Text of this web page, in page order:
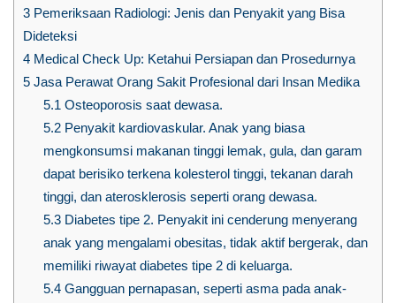
3 Pemeriksaan Radiologi: Jenis dan Penyakit yang Bisa
Dideteksi
4 Medical Check Up: Ketahui Persiapan dan Prosedurnya
5 Jasa Perawat Orang Sakit Profesional dari Insan Medika
5.1 Osteoporosis saat dewasa.
5.2Penyakit kardiovaskular. Anak yang biasa
mengkonsumsi makanan tinggi lemak, gula, dan garam
dapat berisiko terkena kolesterol tinggi, tekanan darah
tinggi, dan aterosklerosis seperti orang dewasa.
5.3Diabetes tipe 2. Penyakit ini cenderung menyerang
anak yang mengalami obesitas, tidak aktif bergerak, dan
memiliki riwayat diabetes tipe 2 di keluarga.
5.4Gangguan pernapasan, seperti asma pada anak-